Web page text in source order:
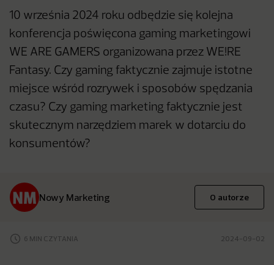
10 września 2024 roku odbędzie się kolejna
konferencja poświęcona gaming marketingowi
WE ARE GAMERS organizowana przez WE!RE
Fantasy. Czy gaming faktycznie zajmuje istotne
miejsce wśród rozrywek i sposobów spędzania
czasu? Czy gaming marketing faktycznie jest
skutecznym narzędziem marek w dotarciu do
konsumentów?
Nowy Marketing O autorze
6 MIN CZYTANIA 2024-09-02